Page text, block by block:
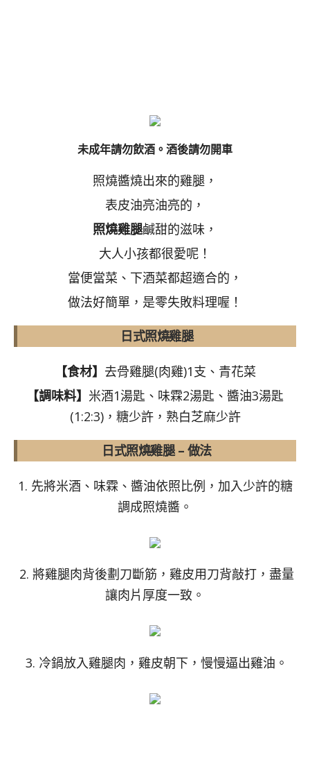
未成年請勿飲酒。酒後請勿開車
照燒醬燒出來的雞腿，
表皮油亮油亮的，
照燒雞腿鹹甜的滋味，
大人小孩都很愛呢！
當便當菜、下酒菜都超適合的，
做法好簡單，是零失敗料理喔！
日式照燒雞腿
【食材】 去骨雞腿(肉雞)1支、青花菜
【調味料】 米酒1湯匙、味霖2湯匙、醬油3湯匙
(1:2:3)，糖少許，熟白芝麻少許
日式照燒雞腿 – 做法
1. 先將米酒、味霖、醬油依照比例，加入少許的糖
調成照燒醬。
2. 將雞腿肉背後劃刀斷筋，雞皮用刀背敲打，盡量
讓肉片厚度一致。
3. 冷鍋放入雞腿肉，雞皮朝下，慢慢逼出雞油。